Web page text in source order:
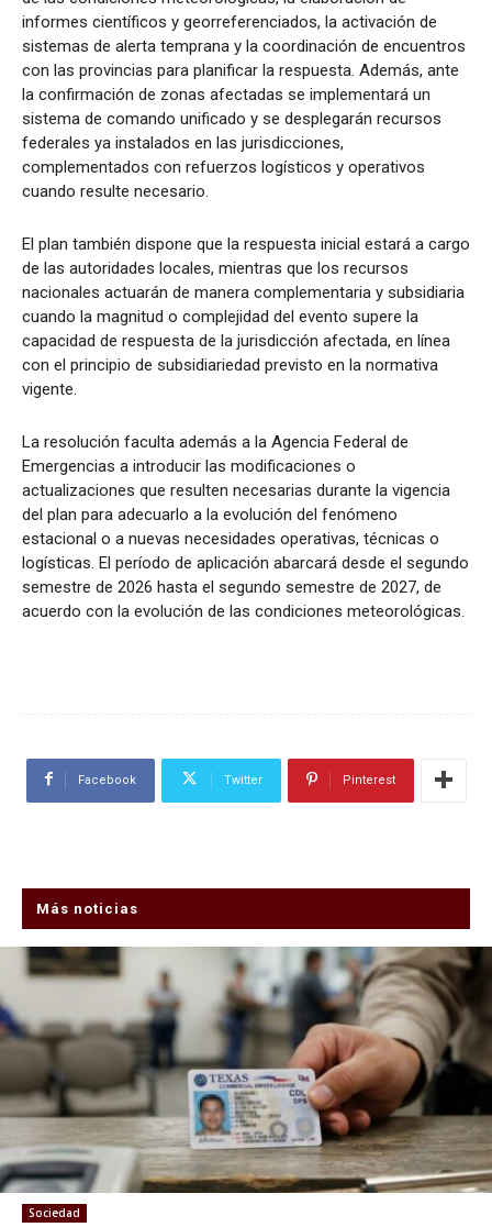
informes científicos y georreferenciados, la activación de
sistemas de alerta temprana y la coordinación de encuentros
con las provincias para planificar la respuesta. Además, ante
la confirmación de zonas afectadas se implementará un
sistema de comando unificado y se desplegarán recursos
federales ya instalados en las jurisdicciones,
complementados con refuerzos logísticos y operativos
cuando resulte necesario.
El plan también dispone que la respuesta inicial estará a cargo
de las autoridades locales, mientras que los recursos
nacionales actuarán de manera complementaria y subsidiaria
cuando la magnitud o complejidad del evento supere la
capacidad de respuesta de la jurisdicción afectada, en línea
con el principio de subsidiariedad previsto en la normativa
vigente.
La resolución faculta además a la Agencia Federal de
Emergencias a introducir las modificaciones o
actualizaciones que resulten necesarias durante la vigencia
del plan para adecuarlo a la evolución del fenómeno
estacional o a nuevas necesidades operativas, técnicas o
logísticas. El período de aplicación abarcará desde el segundo
semestre de 2026 hasta el segundo semestre de 2027, de
acuerdo con la evolución de las condiciones meteorológicas.
Facebook Twitter Pinterest
Más noticias
Sociedad